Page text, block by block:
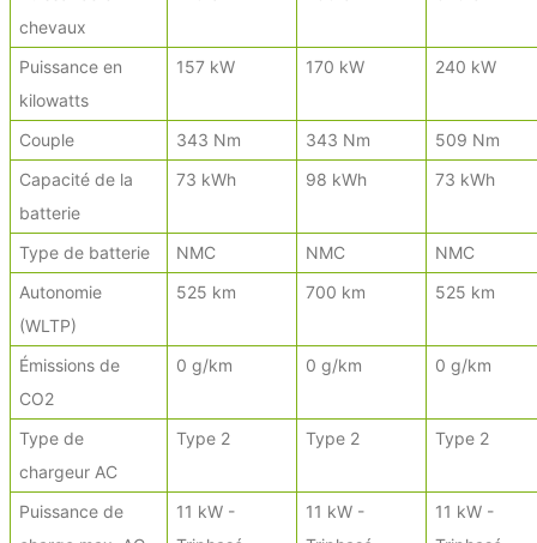
chevaux
Puissance en
kilowatts
157 kW 170 kW 240 kW
Couple 343 Nm 343 Nm
509 Nm
Capacité de la
batterie
73 kWh 98 kWh 73 kWh
Type de batterie NMC NMC
NMC
Autonomie
(WLTP)
525 km 700 km 525 km
Émissions de
CO2
0 g/km 0 g/km 0 g/km
Type de
chargeur AC
Type 2 Type 2 Type 2
Puissance de
11 kW -
11 kW -
11 kW -